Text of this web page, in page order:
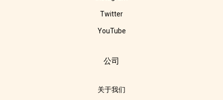
Twitter
YouTube
公司
关于我们